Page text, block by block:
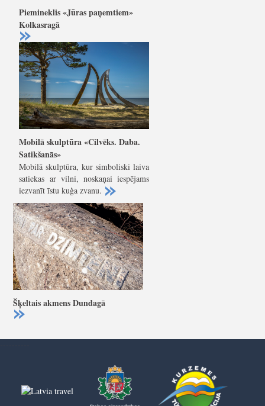
Piemineklis «Jūras paņemtiem»
Kolkasragā
Mobilā skulptūra «Cilvēks. Daba.
Satikšanās»
Mobilā skulptūra, kur simboliski laiva
satiekas ar vilni, noskaņai iespējams
iezvanīt īstu kuģa zvanu.
Šķeltais akmens Dundagā